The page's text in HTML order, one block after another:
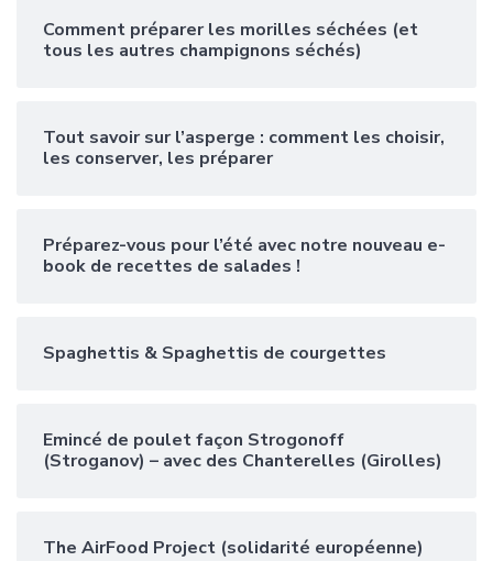
Comment préparer les morilles séchées (et
tous les autres champignons séchés)
Tout savoir sur l’asperge : comment les choisir,
les conserver, les préparer
Préparez-vous pour l’été avec notre nouveau e-
book de recettes de salades !
Spaghettis & Spaghettis de courgettes
Emincé de poulet façon Strogonoff
(Stroganov) – avec des Chanterelles (Girolles)
The AirFood Project (solidarité européenne)